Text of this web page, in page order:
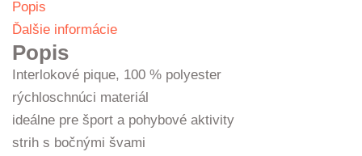
unisex
Popis
Ďalšie informácie
Popis
Interlokové pique, 100 % polyester
rýchloschnúci materiál
ideálne pre šport a pohybové aktivity
strih s bočnými švami